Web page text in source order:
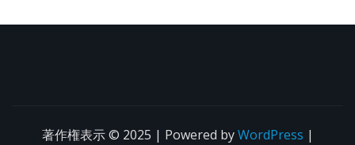
著作権表示 © 2025 | Powered byWordPress |